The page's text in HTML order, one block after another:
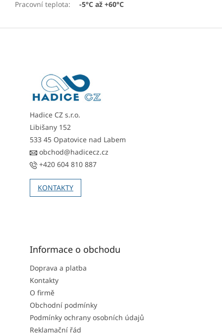
Pracovní teplota: -5°C až +60°C
Z
Hadice CZ s.r.o.
Libišany 152
533 45 Opatovice nad Labem
obchod@hadicecz.cz
+420 604 810 887
KONTAKTY
Informace o obchodu
Doprava a platba
Kontakty
O firmě
Obchodní podmínky
Podmínky ochrany osobních údajů
Reklamační řád